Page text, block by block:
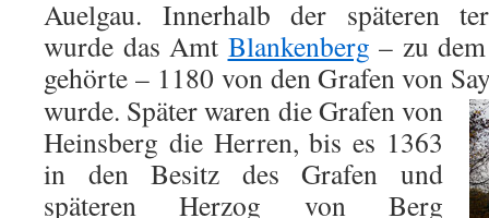
Auelgau. Innerhalb der späteren
wurde das Amt Blankenberg – zu
gehörte – 1180 von den Grafen von
wurde. Später waren die Grafen von
Heinsberg die Herren, bis es 1363
in den Besitz des Grafen und
späteren Herzog von Berg